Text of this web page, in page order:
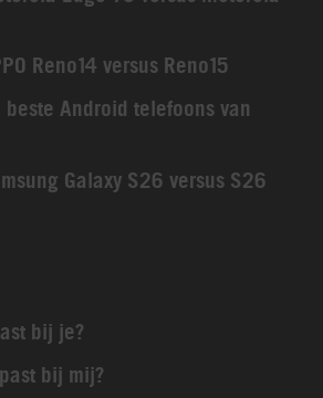
Reno14 versus Reno15
Android telefoons van
Galaxy S26 versus S26
bij je?
bij mij?